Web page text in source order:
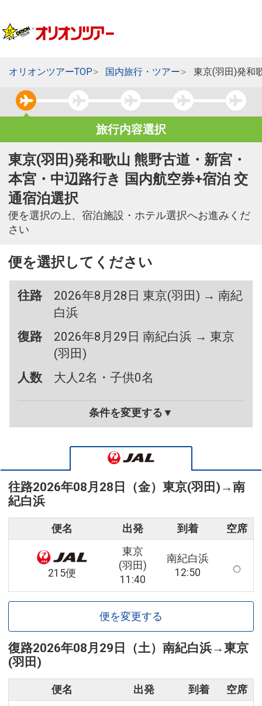
オリオンツアーTOP 国内旅行・ツアー 東京(羽田)発和
旅行内容選択
東京(羽田)発和歌山 熊野古道・新宮・
本宮・中辺路行き 国内航空券+宿泊 交
通宿泊選択
便を選択の上、宿泊施設・ホテル選択へお進みくだ
さい
便を選択してください
往路
2026年8月28日 東京(羽田) → 南紀
白浜
復路
2026年8月29日 南紀白浜 → 東京
(羽田)
人数
大人2名・子供0名
条件を変更する▼
往路2026年08月28日（金） 東京(羽田) →南
紀白浜
便名 出発 到着 空席
215便
東京
(羽田)
11:40
南紀白浜
12:50
便を変更する
復路2026年08月29日（土） 南紀白浜→東京
(羽田)
便名 出発 到着 空席